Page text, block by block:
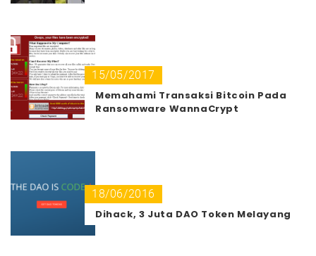
15/05/2017
Memahami Transaksi Bitcoin Pada
Ransomware WannaCrypt
18/06/2016
Dihack, 3 Juta DAO Token Melayang